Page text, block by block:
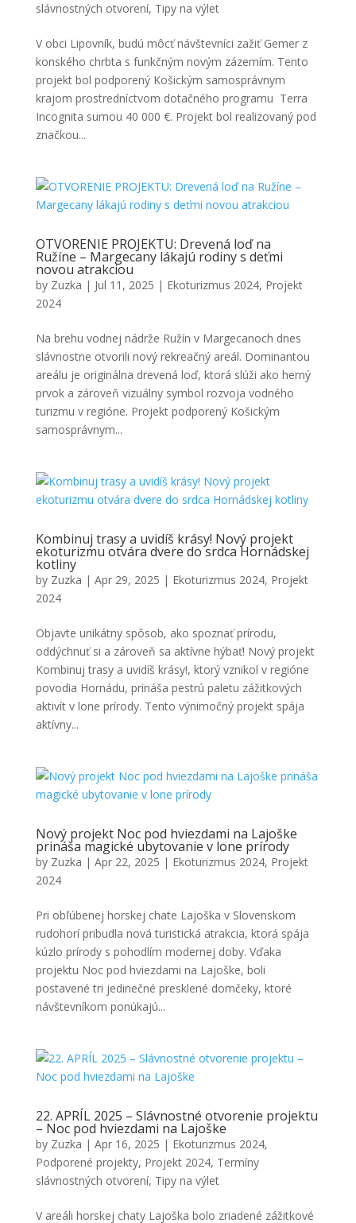
slávnostných otvorení, Tipy na výlet
V obci Lipovník, budú môcť návštevníci zažiť Gemer z
konského chrbta s funkčným novým zázemím. Tento
projekt bol podporený Košickým samosprávnym
krajom prostredníctvom dotačného programu Terra
Incognita sumou 40 000 €. Projekt bol realizovaný pod
značkou...
OTVORENIE PROJEKTU: Drevená loď na
Ružíne – Margecany lákajú rodiny s deťmi
novou atrakciou
by Zuzka | Jul 11, 2025 | Ekoturizmus 2024, Projekt
2024
Na brehu vodnej nádrže Ružín v Margecanoch dnes
slávnostne otvorili nový rekreačný areál. Dominantou
areálu je originálna drevená loď, ktorá slúži ako herný
prvok a zároveň vizuálny symbol rozvoja vodného
turizmu v regióne. Projekt podporený Košickým
samosprávnym...
Kombinuj trasy a uvidíš krásy! Nový projekt
ekoturizmu otvára dvere do srdca Hornádskej
kotliny
by Zuzka | Apr 29, 2025 | Ekoturizmus 2024, Projekt
2024
Objavte unikátny spôsob, ako spoznať prírodu,
oddýchnuť si a zároveň sa aktívne hýbať! Nový projekt
Kombinuj trasy a uvidíš krásy!, ktorý vznikol v regióne
povodia Hornádu, prináša pestrú paletu zážitkových
aktivít v lone prírody. Tento výnimočný projekt spája
aktívny...
Nový projekt Noc pod hviezdami na Lajoške
prináša magické ubytovanie v lone prírody
by Zuzka | Apr 22, 2025 | Ekoturizmus 2024, Projekt
2024
Pri obľúbenej horskej chate Lajoška v Slovenskom
rudohorí pribudla nová turistická atrakcia, ktorá spája
kúzlo prírody s pohodlím modernej doby. Vďaka
projektu Noc pod hviezdami na Lajoške, boli
postavené tri jedinečné presklené domčeky, ktoré
návštevníkom ponúkajú...
22. APRÍL 2025 – Slávnostné otvorenie projektu
– Noc pod hviezdami na Lajoške
by Zuzka | Apr 16, 2025 | Ekoturizmus 2024,
Podporené projekty, Projekt 2024, Termíny
slávnostných otvorení, Tipy na výlet
V areáli horskej chaty Lajoška bolo zriadené zážitkové